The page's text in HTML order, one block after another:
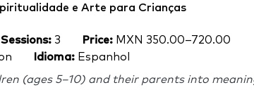
e Arte para Crianças
Sessions: 3 Price: MXN 350.00–720.00
Idioma: Espanhol
(ages 5–10) and their parents into